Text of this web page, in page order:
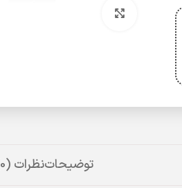
توضیحاتنظرات (0)